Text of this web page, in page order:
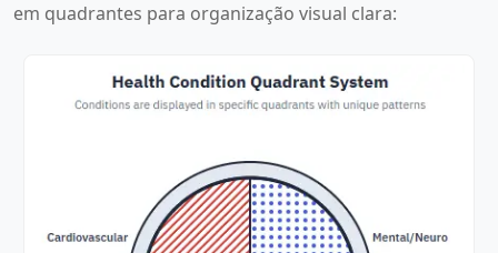
em quadrantes para organização visual clara: